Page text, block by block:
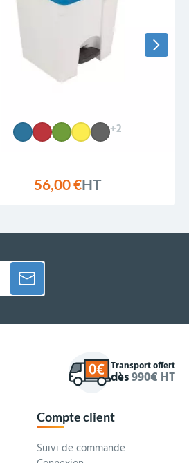
+2
56,00 €HT
Transport offert
dès990€ HT
Compte client
Suivi de commande